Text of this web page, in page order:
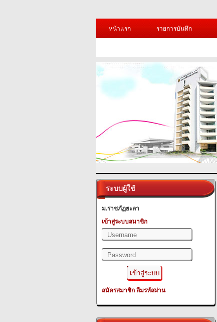
หน้าแรก
รายการบันทึก
ระบบผู้ใช้
ม.ราชภัฏยะลา
เข้าสู่ระบบสมาชิก
สมัครสมาชิก ลืมรหัสผ่าน